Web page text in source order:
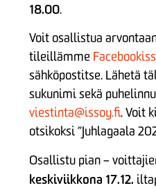
18.00.
Voit osallistua
tileillämme
sähköpostitse. Lähetä
sukunimi sekä
viestinta@issoy.fi. Voit
otsikoksi ”Juhlagaala
Osallistu pian –
keskiviikkona 17.12.